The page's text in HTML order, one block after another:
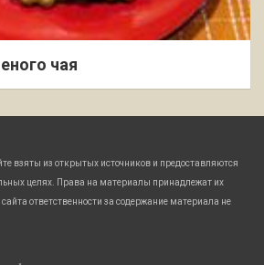
чая
взяты из открытых источников и предоставляются
целях. Права на материалы принадлежат их
ответственности за содержание материала не